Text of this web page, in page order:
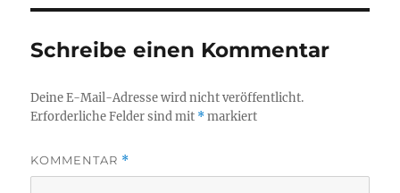
Schreibe einen Kommentar
Deine E-Mail-Adresse wird nicht veröffentlicht.
Erforderliche Felder sind mit *markiert
KOMMENTAR *